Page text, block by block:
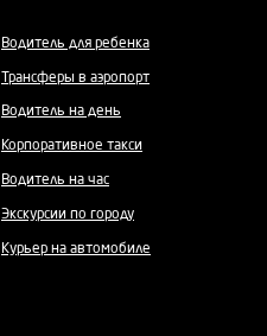
Водитель для ребенка
Трансферы в аэропорт
Водитель на день
Корпоративное такси
Водитель на час
Экскурсии по городу
Курьер на автомобиле